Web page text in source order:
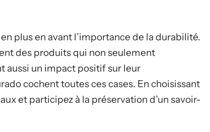
plus en avant l’importance de la durabilité.
des produits qui non seulement
aussi un impact positif sur leur
cochent toutes ces cases. En choisissant
et participez à la préservation d’un savoir-